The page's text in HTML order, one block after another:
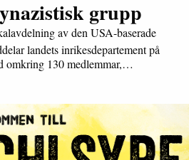
grupp
av den USA-baserade
landets inrikesdepartement på
omkring 130 medlemmar,…